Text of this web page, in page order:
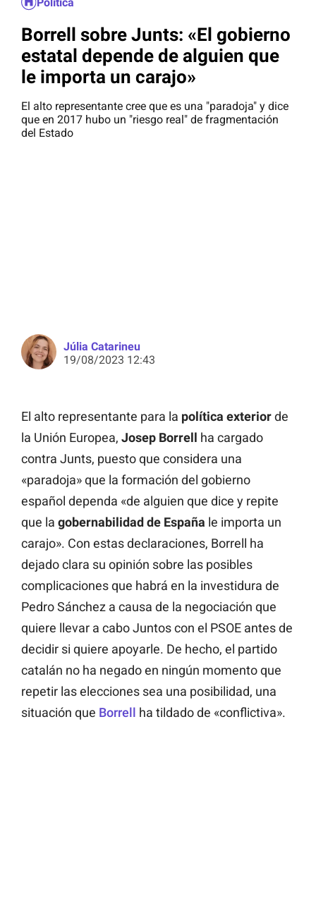
Borrell sobre Junts: «El gobierno
estatal depende de alguien que
le importa un carajo»
El alto representante cree que es una "paradoja" y dice
que en 2017 hubo un "riesgo real" de fragmentación
del Estado
Júlia Catarineu
19/08/2023 12:43
El alto representante para la política exteriorde
la Unión Europea, Josep Borrell ha cargado
contra Junts, puesto que considera una
«paradoja» que la formación del gobierno
español dependa «de alguien que dice y repite
que la gobernabilidad de España le importa un
carajo». Con estas declaraciones, Borrell ha
dejado clara su opinión sobre las posibles
complicaciones que habrá en la investidura de
Pedro Sánchez a causa de la negociación que
quiere llevar a cabo Juntos con el PSOE antes de
decidir si quiere apoyarle. De hecho, el partido
catalán no ha negado en ningún momento que
repetir las elecciones sea una posibilidad, una
situación que Borrell ha tildado de «conflictiva».